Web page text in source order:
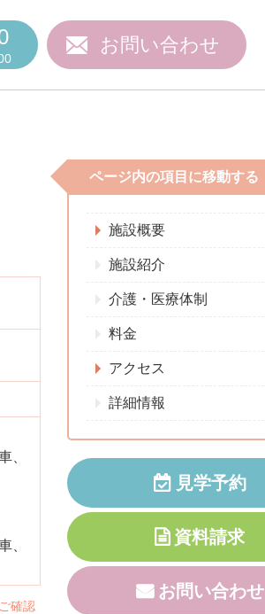
お問い合わせ
費用について
問 スタッフ紹介
施設関係者の方へ
、
、
確認
ページ内の項目に移動する
施設概要
施設紹介
介護・医療体制
料金
アクセス
詳細情報
見学予約
資料請求
お問い合わせ